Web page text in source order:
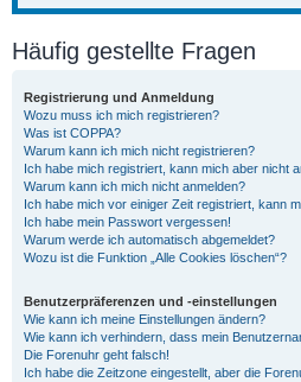
Häufig gestellte Fragen
Registrierung und Anmeldung
Wozu muss ich mich registrieren?
Was ist COPPA?
Warum kann ich mich nicht registrieren?
Ich habe mich registriert, kann mich aber nicht
Warum kann ich mich nicht anmelden?
Ich habe mich vor einiger Zeit registriert, kann
Ich habe mein Passwort vergessen!
Warum werde ich automatisch abgemeldet?
Wozu ist die Funktion „Alle Cookies löschen“?
Benutzerpräferenzen und -einstellungen
Wie kann ich meine Einstellungen ändern?
Wie kann ich verhindern, dass mein
Die Forenuhr geht falsch!
Ich habe die Zeitzone eingestellt, aber die